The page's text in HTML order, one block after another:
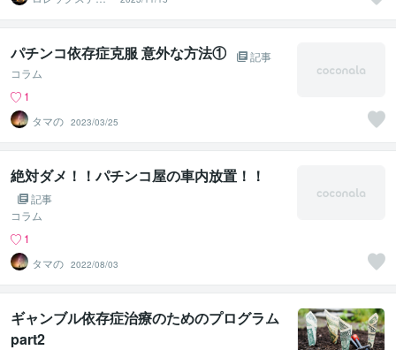
トナSSモデル投
資元祖
パチンコ依存症克服 意外な方法①
記事
コラム
1
タマの 2023/03/25
絶対ダメ！！パチンコ屋の車内放置！！
記事
コラム
1
タマの 2022/08/03
ギャンブル依存症治療のためのプログラム
part2